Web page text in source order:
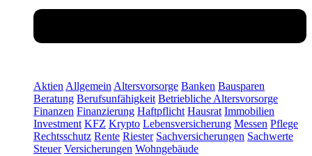
Aktien Allgemein Altersvorsorge Banken Bausparen
Beratung Berufsunfähigkeit Betriebliche Altersvorsorge
Finanzen Finanzierung Haftpflicht Hausrat Immobilien
Investment KFZ Krypto Lebensversicherung Messen Pflege
Rechtsschutz Rente Riester Sachversicherungen Sachwerte
Steuer Versicherungen Wohngebäude